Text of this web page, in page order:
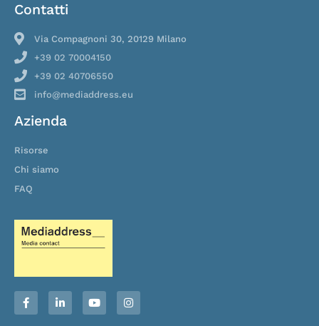
F
a
c
L
i
n
Y
o
u
I
n
s
Azienda
Risorse
Chi siamo
FAQ
Contatti
Via Compagnoni 30, 20129 Milano
+39 02 70004150
+39 02 40706550
info@mediaddress.eu